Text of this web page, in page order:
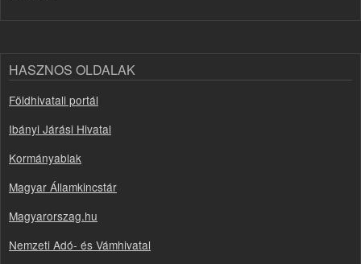
HASZNOS OLDALAK
Földhivatali portál
Ibányi Járási Hivatal
Kormányablak
Magyar Államkincstár
Magyarorszag.hu
Nemzeti Adó- és Vámhivatal